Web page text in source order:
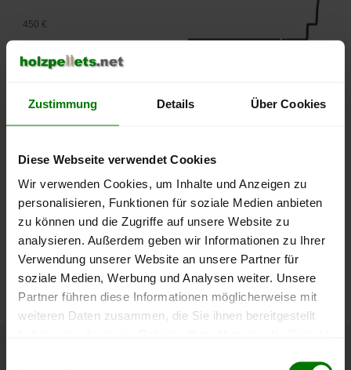
Zustimmung Details Über Cookies
Diese Webseite verwendet Cookies
Wir verwenden Cookies, um Inhalte und Anzeigen zu
personalisieren, Funktionen für soziale Medien anbieten
zu können und die Zugriffe auf unsere Website zu
analysieren. Außerdem geben wir Informationen zu Ihrer
Verwendung unserer Website an unsere Partner für
soziale Medien, Werbung und Analysen weiter. Unsere
Partner führen diese Informationen möglicherweise mit
weiteren Daten zusammen, die Sie ihnen bereitgestellt
lose Ware Sackware
September
2025
Januar
2026
Mai
2026
400 €
450 €
Die aktuelle Preisentwicklung für Holzpellets in Deutschland
können Sie jederzeit auf unsererPelletspreise -Seite
nachvollziehen.